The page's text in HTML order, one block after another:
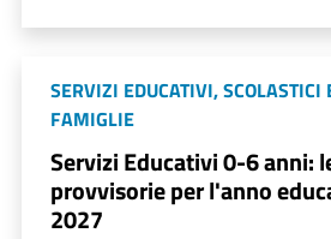
SERVIZI EDUCATIVI, SCOLASTICI
FAMIGLIE
Servizi Educativi 0-6 anni:
provvisorie per l'anno
2027